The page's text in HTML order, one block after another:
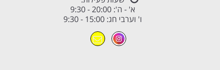
א' - ה': 20:00 - 9:30
ו' וערבי חג: 15:00 - 9:30